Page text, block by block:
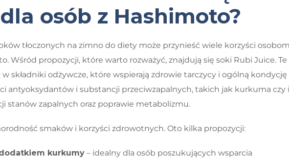
osób z Hashimoto?
tłoczonych na zimno do diety może przynieść wiele korzyści osobom
Wśród propozycji, które warto rozważyć, znajdują się soki Rubi Juice. Te
składniki odżywcze, które wspierają zdrowie tarczycy i ogólną kondycję
antyoksydantów i substancji przeciwzapalnych, takich jak kurkuma czy
stanów zapalnych oraz poprawie metabolizmu.
smaków i korzyści zdrowotnych. Oto kilka propozycji:
kurkumy – idealny dla osób poszukujących wsparcia